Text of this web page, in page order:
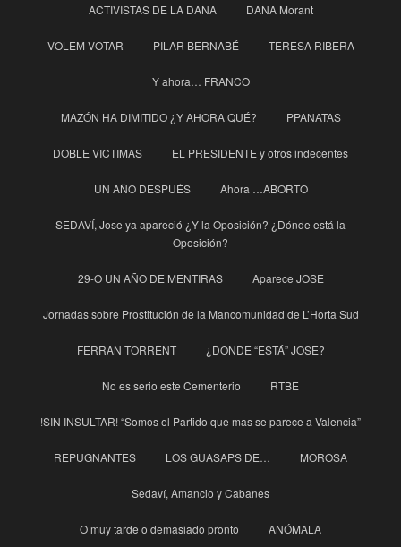
ACTIVISTAS DE LA DANA DANA Morant
VOLEM VOTAR PILAR BERNABÉ TERESA RIBERA
Y ahora… FRANCO
MAZÓN HA DIMITIDO ¿Y AHORA QUÉ? PPANATAS
DOBLE VICTIMAS EL PRESIDENTE y otros indecentes
UN AÑO DESPUÉS Ahora …ABORTO
SEDAVÍ, Jose ya apareció ¿Y la Oposición? ¿Dónde está la
Oposición?
29-O UN AÑO DE MENTIRAS Aparece JOSE
Jornadas sobre Prostitución de la Mancomunidad de L’Horta Sud
FERRAN TORRENT ¿DONDE “ESTÁ” JOSE?
No es serio este Cementerio RTBE
!SIN INSULTAR! “Somos el Partido que mas se parece a Valencia”
REPUGNANTES LOS GUASAPS DE… MOROSA
Sedaví, Amancio y Cabanes
O muy tarde o demasiado pronto ANÓMALA